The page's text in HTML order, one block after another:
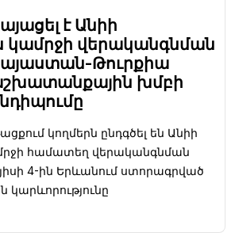
է Անիի
վերականգնման
Թուրքիա
խմբի
կողմերն ընդգծել են Անիի
համատեղ վերականգնման
4-ին Երևանում ստորագրված
կարևորությունը